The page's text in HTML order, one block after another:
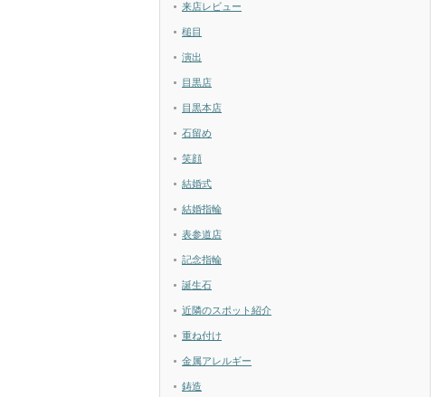
来店レビュー
槌目
演出
目黒店
目黒本店
石留め
笑顔
結婚式
結婚指輪
表参道店
記念指輪
誕生石
近隣のスポット紹介
重ね付け
金属アレルギー
鋳造